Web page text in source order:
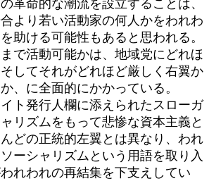
革命的な潮流を設立することは、
より若い活動家の何人かをわれわ
助ける可能性もあると思われる。
で活動可能かは、地域党にどれほ
してそれがどれほど厳しく右翼か
、に全面的にかかっている。
ト発行人欄に添えられたスローガ
リズムをもって悲惨な資本主義と
どの正統的左翼とは異なり、われ
ーシャリズムという用語を取り入
れわれの再結集を下支えしてい